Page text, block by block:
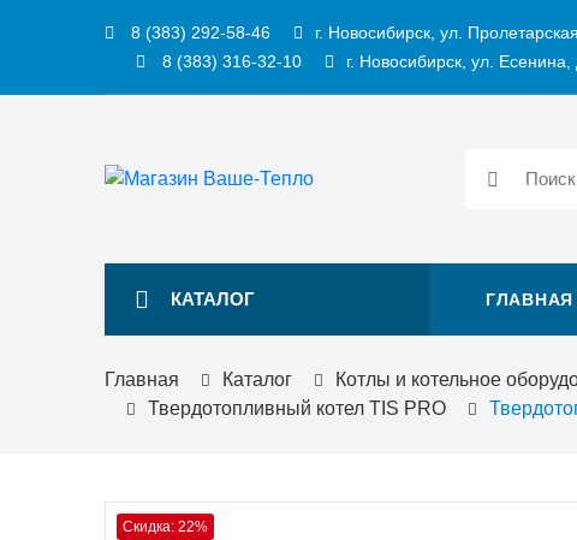
8 (383) 292-58-46
г. Новосибирск, ул.
8 (383) 316-32-10
г. Новосибирск, ул. Есенина,
КАТАЛОГ ГЛАВНАЯ
Главная Каталог Котлы и котельное
Твердотопливный котел TIS PRO
Скидка: 22%